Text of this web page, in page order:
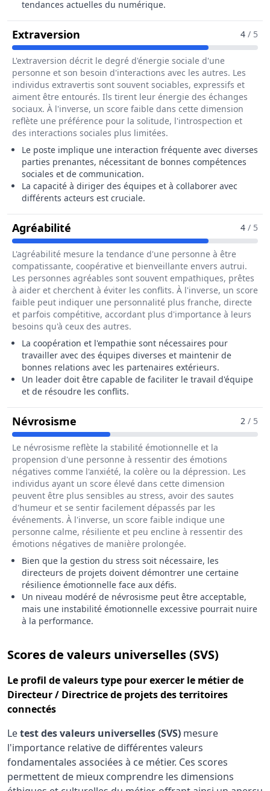
tendances actuelles du numérique.
Extraversion Pour Le Métier De Directeur /4 / 5
L'extraversion décrit le degré d'énergie sociale d'une
personne et son besoin d'interactions avec les autres. Les
individus extravertis sont souvent sociables, expressifs et
aiment être entourés. Ils tirent leur énergie des échanges
sociaux. À l'inverse, un score faible dans cette dimension
reflète une préférence pour la solitude, l'introspection et
des interactions sociales plus limitées.
Le poste implique une interaction fréquente avec diverses
parties prenantes, nécessitant de bonnes compétences
sociales et de communication.
La capacité à diriger des équipes et à collaborer avec
différents acteurs est cruciale.
Agréabilité Pour Le Métier De Directeur / 4 / 5
L'agréabilité mesure la tendance d'une personne à être
compatissante, coopérative et bienveillante envers autrui.
Les personnes agréables sont souvent empathiques, prêtes
à aider et cherchent à éviter les conflits. À l'inverse, un score
faible peut indiquer une personnalité plus franche, directe
et parfois compétitive, accordant plus d'importance à leurs
besoins qu'à ceux des autres.
La coopération et l'empathie sont nécessaires pour
travailler avec des équipes diverses et maintenir de
bonnes relations avec les partenaires extérieurs.
Un leader doit être capable de faciliter le travail d'équipe
et de résoudre les conflits.
Névrosisme Pour Le Métier De Directeur / 2 / 5
Le névrosisme reflète la stabilité émotionnelle et la
propension d'une personne à ressentir des émotions
négatives comme l'anxiété, la colère ou la dépression. Les
individus ayant un score élevé dans cette dimension
peuvent être plus sensibles au stress, avoir des sautes
d'humeur et se sentir facilement dépassés par les
événements. À l'inverse, un score faible indique une
personne calme, résiliente et peu encline à ressentir des
émotions négatives de manière prolongée.
Bien que la gestion du stress soit nécessaire, les
directeurs de projets doivent démontrer une certaine
résilience émotionnelle face aux défis.
Un niveau modéré de névrosisme peut être acceptable,
mais une instabilité émotionnelle excessive pourrait nuire
à la performance.
Scores de valeurs universelles (SVS)
Le profil de valeurs type pour exercer le métier de
Directeur / Directrice de projets des territoires
connectés
Letest des valeurs universelles (SVS) mesure
l'importance relative de différentes valeurs
fondamentales associées à ce métier. Ces scores
permettent de mieux comprendre les dimensions